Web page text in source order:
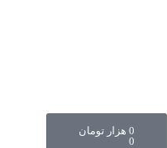
0 هزار تومان
0